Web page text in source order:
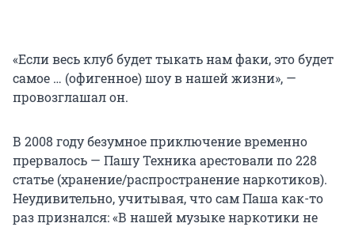
«Если весь клуб будет тыкать нам факи, это будет
самое … (офигенное) шоу в нашей жизни», —
провозглашал он.
В 2008 году безумное приключение временно
прервалось — Пашу Техника арестовали по 228
статье (хранение/распространение наркотиков).
Неудивительно, учитывая, что сам Паша как-то
раз признался: «В нашей музыке наркотики не